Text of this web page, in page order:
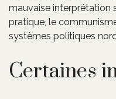
mauvaise interprétation
pratique, le
systèmes politiques
Certaines